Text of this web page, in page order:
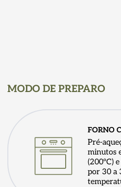
MODO DE PREPARO
FORNO
Pré-
minutos
(200ºC)
por 30 a